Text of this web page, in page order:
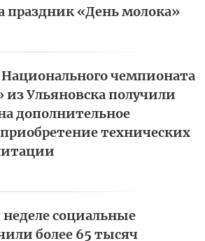
праздник «День молока»
чемпионата
Ульяновска получили
дополнительное
технических
социальные
более 65 тысяч